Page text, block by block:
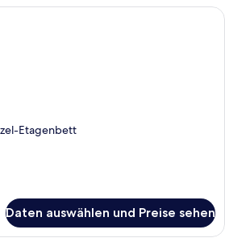
Ein Hotelzimmer mit zwei Betten,
Etagenbett
Daten auswählen und Preise sehen